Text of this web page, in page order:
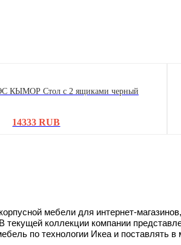
КЫМОР Стол c 2 ящиками черный
14333 RUB
мебели для интернет-
текущей коллекции компании
по технологии Икеа и поставлять в